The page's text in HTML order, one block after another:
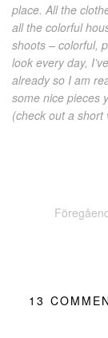
place. All the
all the colorful
shoots – colorful,
look every day,
already so I am
some nice pieces
(check out a short
13